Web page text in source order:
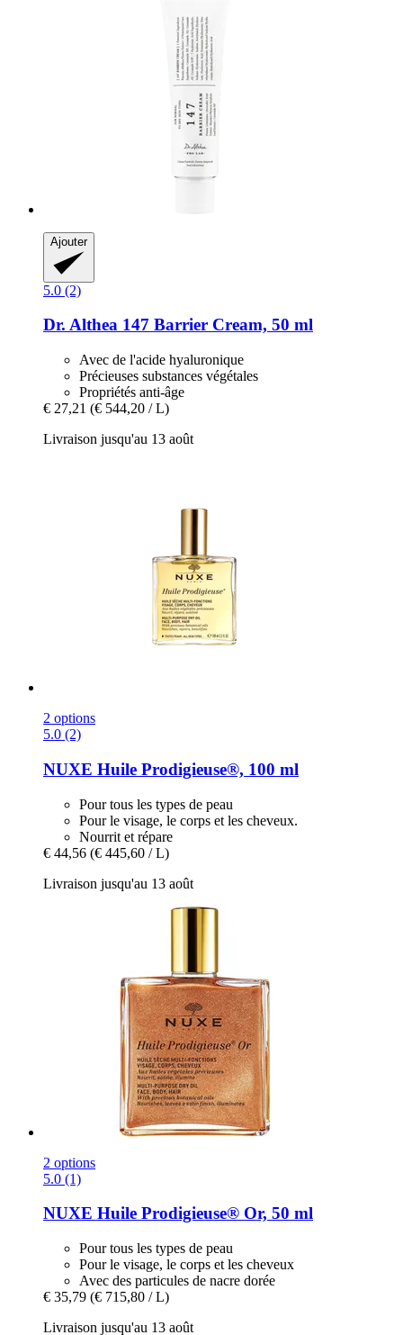
Ajouter
5.0 (2)
Dr. Althea 147 Barrier Cream, 50 ml
Avec de l'acide hyaluronique
Précieuses substances végétales
Propriétés anti-âge
€ 27,21 (€ 544,20 / L)
Livraison jusqu'au 13 août
2 options
5.0 (2)
NUXE Huile Prodigieuse®, 100 ml
Pour tous les types de peau
Pour le visage, le corps et les cheveux.
Nourrit et répare
€ 44,56 (€ 445,60 / L)
Livraison jusqu'au 13 août
2 options
5.0 (1)
NUXE Huile Prodigieuse® Or, 50 ml
Pour tous les types de peau
Pour le visage, le corps et les cheveux
Avec des particules de nacre dorée
€ 35,79 (€ 715,80 / L)
Livraison jusqu'au 13 août